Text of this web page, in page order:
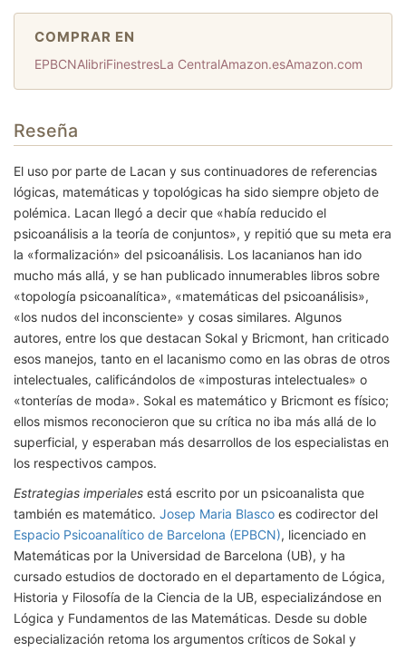
COMPRAR EN
EPBCNAlibriFinestresLa CentralAmazon.esAmazon.com
Reseña
El uso por parte de Lacan y sus continuadores de referencias
lógicas, matemáticas y topológicas ha sido siempre objeto de
polémica. Lacan llegó a decir que «había reducido el
psicoanálisis a la teoría de conjuntos», y repitió que su meta era
la «formalización» del psicoanálisis. Los lacanianos han ido
mucho más allá, y se han publicado innumerables libros sobre
«topología psicoanalítica», «matemáticas del psicoanálisis»,
«los nudos del inconsciente» y cosas similares. Algunos
autores, entre los que destacan Sokal y Bricmont, han criticado
esos manejos, tanto en el lacanismo como en las obras de otros
intelectuales, calificándolos de «imposturas intelectuales» o
«tonterías de moda». Sokal es matemático y Bricmont es físico;
ellos mismos reconocieron que su crítica no iba más allá de lo
superficial, y esperaban más desarrollos de los especialistas en
los respectivos campos.
Estrategias imperiales está escrito por un psicoanalista que
también es matemático. Josep Maria Blasco es codirector del
Espacio Psicoanalítico de Barcelona (EPBCN), licenciado en
Matemáticas por la Universidad de Barcelona (UB), y ha
cursado estudios de doctorado en el departamento de Lógica,
Historia y Filosofía de la Ciencia de la UB, especializándose en
Lógica y Fundamentos de las Matemáticas. Desde su doble
especialización retoma los argumentos críticos de Sokal y